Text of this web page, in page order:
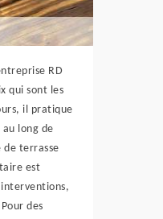
RD
qui sont les
il pratique
long de
de terrasse
est
des